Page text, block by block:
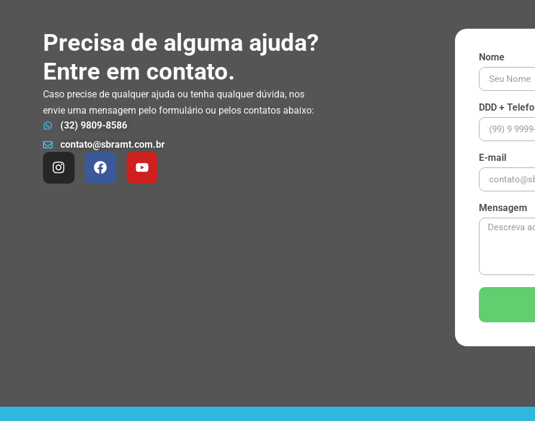
Precisa de alguma ajuda?
Entre em contato.
Caso precise de qualquer ajuda ou tenha qualquer dúvida, nos
envie uma mensagem pelo formulário ou pelos contatos abaixo:
(32) 9809-8586
contato@sbramt.com.br
Nome
DDD +
E-mail
Mensagem